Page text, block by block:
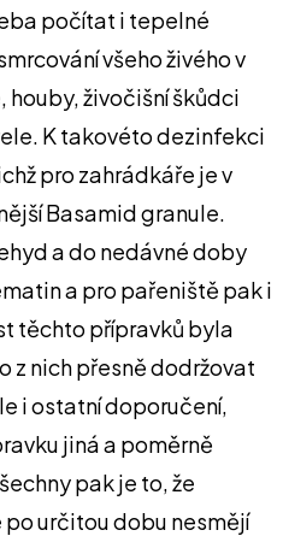
počítat i tepelné
všeho živého v
živočišní škůdci
K takovéto dezinfekci
pro zahrádkáře je v
Basamid granule.
a do nedávné doby
a pro pařeniště pak i
těchto přípravků byla
z nich přesně dodržovat
i ostatní doporučení,
jiná a poměrně
pak je to, že
určitou dobu nesmějí